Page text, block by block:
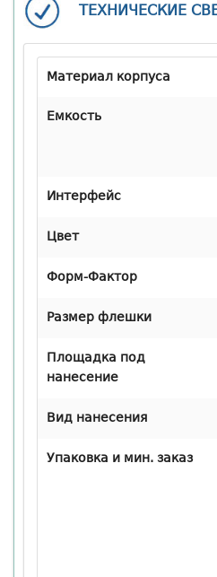
ТЕХНИЧЕСКИЕ
Материал корпуса
Емкость
Интерфейс
Цвет
Форм-Фактор
Размер флешки
Площадка под
нанесение
Вид нанесения
Упаковка и мин. заказ